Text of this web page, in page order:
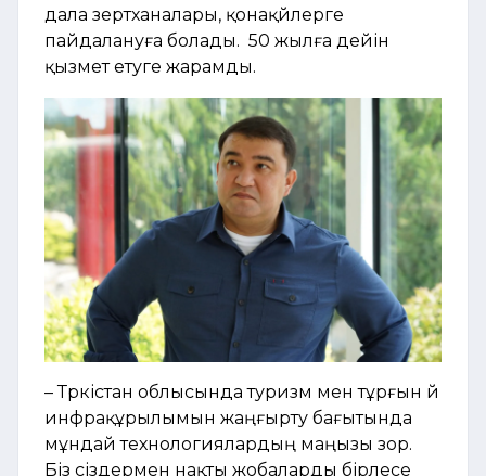
дала зертханалары, қонақүйлерге
пайдалануға болады. 50 жылға дейін
қызмет етуге жарамды.
– Түркістан облысында туризм мен тұрғын үй
инфрақұрылымын жаңғырту бағытында
мұндай технологиялардың маңызы зор.
Біз сіздермен нақты жобаларды бірлесе